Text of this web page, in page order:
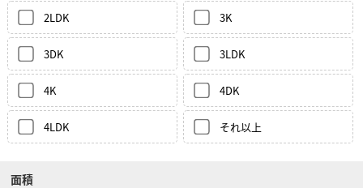
2LDK 3K
3DK 3LDK
4K 4DK
4LDK それ以上
面積